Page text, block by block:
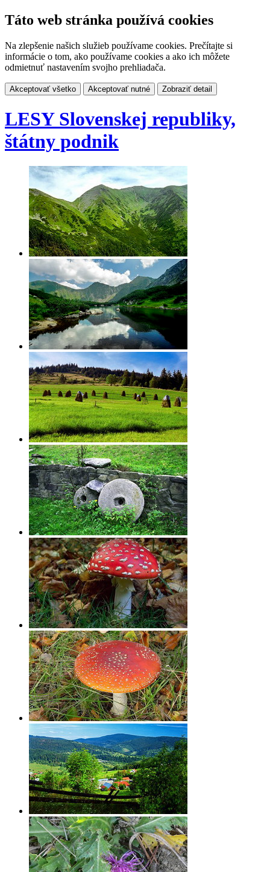
Táto web stránka používá cookies
Na zlepšenie našich služieb používame cookies. Prečítajte si
informácie o tom, ako používame cookies a ako ich môžete
odmietnuť nastavením svojho prehliadača.
Akceptovať všetko Akceptovať nutné Zobraziť detail
LESY Slovenskej republiky,
štátny podnik